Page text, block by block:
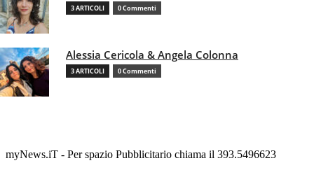
3 ARTICOLI 0 Commenti
Alessia Cericola & Angela Colonna
3 ARTICOLI 0 Commenti
myNews.iT - Per spazio Pubblicitario chiama il 393.5496623